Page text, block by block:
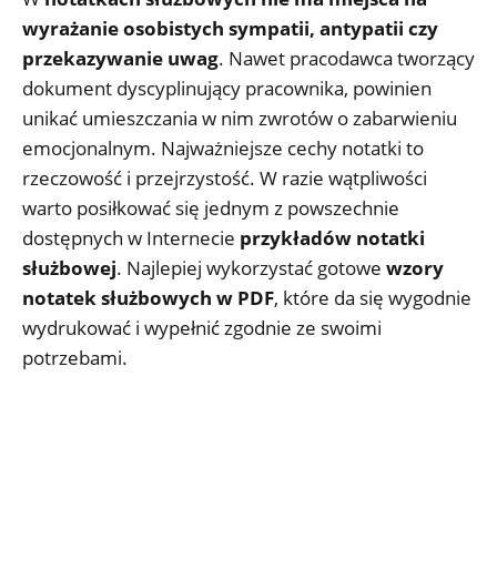
wyrażanie osobistych sympatii, antypatii czy
przekazywanie uwag. Nawet pracodawca tworzący
dokument dyscyplinujący pracownika, powinien
unikać umieszczania w nim zwrotów o zabarwieniu
emocjonalnym. Najważniejsze cechy notatki to
rzeczowość i przejrzystość. W razie wątpliwości
warto posiłkować się jednym z powszechnie
dostępnych w Internecie przykładów notatki
służbowej. Najlepiej wykorzystać gotowe wzory
notatek służbowych w PDF, które da się wygodnie
wydrukować i wypełnić zgodnie ze swoimi
potrzebami.